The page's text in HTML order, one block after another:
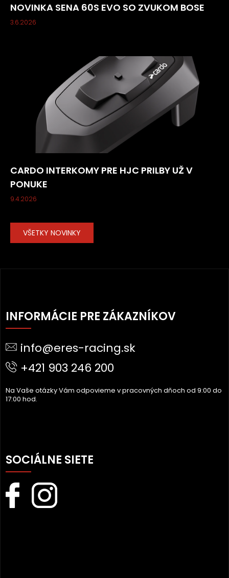
NOVINKA SENA 60S EVO SO ZVUKOM BOSE
3.6.2026
CARDO INTERKOMY PRE HJC PRILBY UŽ V
PONUKE
9.4.2026
VŠETKY NOVINKY
Á
P
T
INFORMÁCIE PRE ZÁKAZNÍKOV
info@eres-racing.sk
+421 903 246 200
Na Vaše otázky Vám odpovieme v pracovných dňoch od 9:00 do
17:00 hod.
SOCIÁLNE SIETE